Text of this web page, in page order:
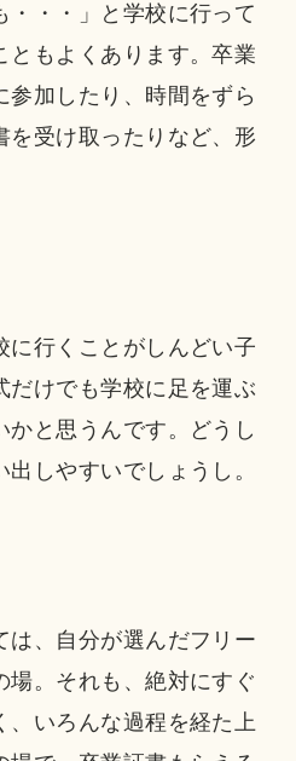
・・・」と学校に行って
ともよくあります。卒業
参加したり、時間をずら
を受け取ったりなど、形
に行くことがしんどい子
だけでも学校に足を運ぶ
かと思うんです。どうし
しやすいでしょうし。
は、自分が選んだフリー
場。それも、絶対にすぐ
、いろんな過程を経た上